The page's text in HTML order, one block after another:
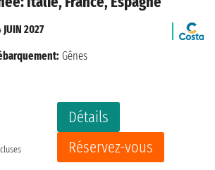
Détails
Réservez-vous
JUIN 2027
Gênes